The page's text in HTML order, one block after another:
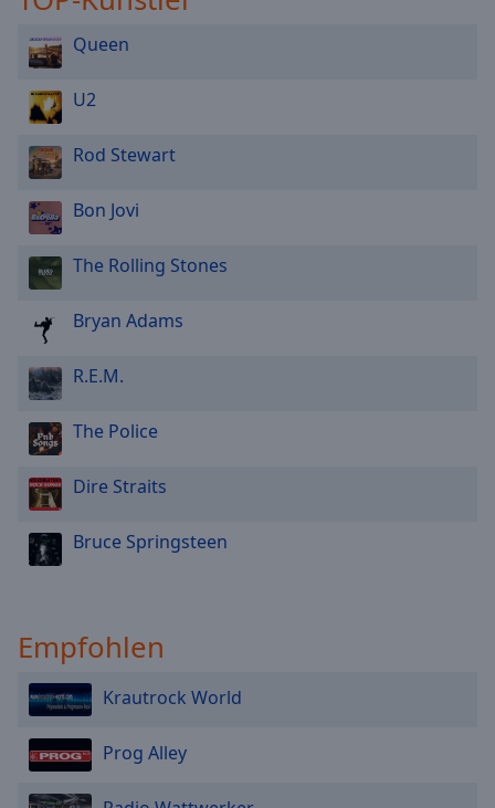
Queen
U2
Rod Stewart
Bon Jovi
The Rolling Stones
Bryan Adams
R.E.M.
The Police
Dire Straits
Bruce Springsteen
Empfohlen
Krautrock World
Prog Alley